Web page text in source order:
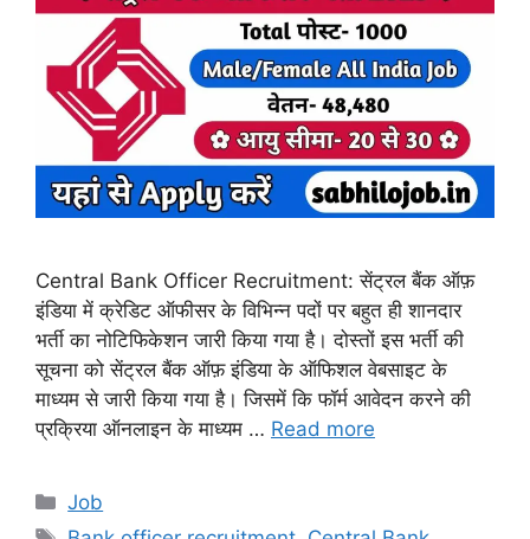
Central Bank Officer Recruitment: सेंट्रल बैंक ऑफ़
इंडिया में क्रेडिट ऑफीसर के विभिन्न पदों पर बहुत ही शानदार
भर्ती का नोटिफिकेशन जारी किया गया है। दोस्तों इस भर्ती की
सूचना को सेंट्रल बैंक ऑफ़ इंडिया के ऑफिशल वेबसाइट के
माध्यम से जारी किया गया है। जिसमें कि फॉर्म आवेदन करने की
प्रक्रिया ऑनलाइन के माध्यम … Read more
Categories
Job
Tags